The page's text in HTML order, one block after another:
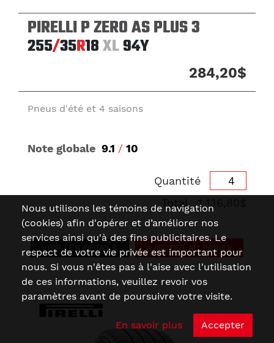
PIRELLI P ZERO AS PLUS 3
255/35R18XL94Y
284,20$
Pneus d'été et 4 saisons
Note globale 9.1 / 10
Quantité
Total
1 136,80$
VOIR LES DÉTAILS AJOUTER AU PANIER
Nous utilisons les témoins de navigation
(cookies) afin d'opérer et d’améliorer nos
services ainsi qu'à des fins publicitaires. Le
respect de votre vie privée est important pour
nous. Si vous n'êtes pas à l'aise avec l'utilisation
de ces informations, veuillez revoir vos
paramètres avant de poursuivre votre visite.
En savoir plus Accepter